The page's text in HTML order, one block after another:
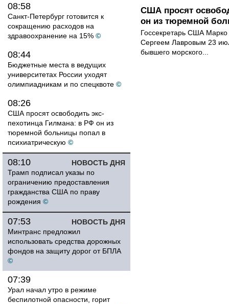
08:58
Санкт-Петербург готовится к
сокращению расходов на
здравоохранение на 15% ©
08:44
Бюджетные места в ведущих
университетах России уходят
олимпиадникам и по спецквоте ©
08:26
США просят освободить экс-
пехотинца Гилмана: в РФ он из
тюремной больницы попал в
психиатрическую ©
НОВОСТЬ ДНЯ
08:10
Трамп подписал указы по
ограничению предоставления
гражданства США по праву
рождения ©
НОВОСТЬ ДНЯ
07:53
Минтранс предложил
использовать средства дорожных
фондов на защиту дорог от БПЛА
©
07:39
Урал начал утро в режиме
беспилотной опасности, горит
США просят
он из тюремной
Госсекретарь США
Сергеем Лавровым 23
бывшего морского...